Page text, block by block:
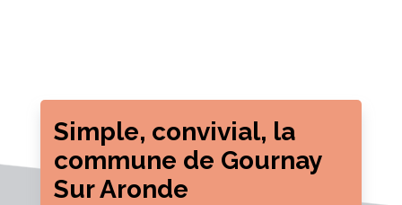
Simple, convivial, la
commune de Gournay
Sur Aronde